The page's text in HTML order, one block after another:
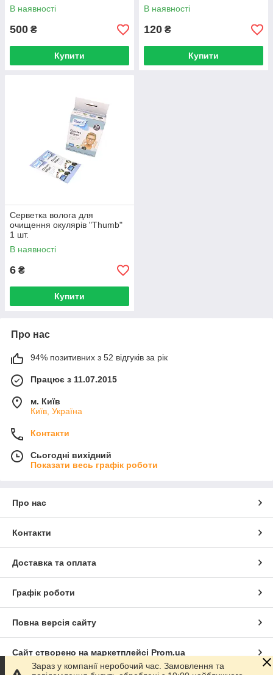
В наявності
500 ₴
Купити
В наявності
120 ₴
Купити
Серветка волога для
очищення окулярів "Thumb"
1 шт.
В наявності
6 ₴
Купити
Про нас
94% позитивних з 52 відгуків за рік
Працює з 11.07.2015
м. Київ
Київ, Україна
Контакти
Сьогодні вихідний
Показати весь графік роботи
Про нас
Контакти
Доставка та оплата
Графік роботи
Повна версія сайту
Сайт створено на маркетплейсі Prom.ua
Зараз у компанії неробочий час. Замовлення та